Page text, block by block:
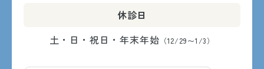
休診日
土・日・祝日・年末年始 （12/29〜1/3）